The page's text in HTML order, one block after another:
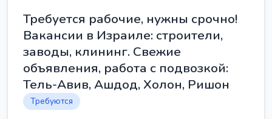
Требуется рабочие, нужны срочно!
Вакансии в Израиле: строители,
заводы, клининг. Свежие
объявления, работа с подвозкой:
Тель-Авив, Ашдод, Холон, Ришон
Требуются